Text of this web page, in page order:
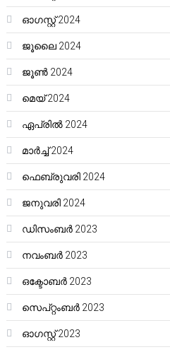
ഓഗസ്റ്റ്‌ 2024
ജൂലൈ 2024
ജൂൺ 2024
മെയ്‌ 2024
ഏപ്രിൽ 2024
മാർച്ച്‌ 2024
ഫെബ്രുവരി 2024
ജനുവരി 2024
ഡിസംബർ 2023
നവംബർ 2023
ഒക്ടോബർ 2023
സെപ്റ്റംബർ 2023
ഓഗസ്റ്റ്‌ 2023